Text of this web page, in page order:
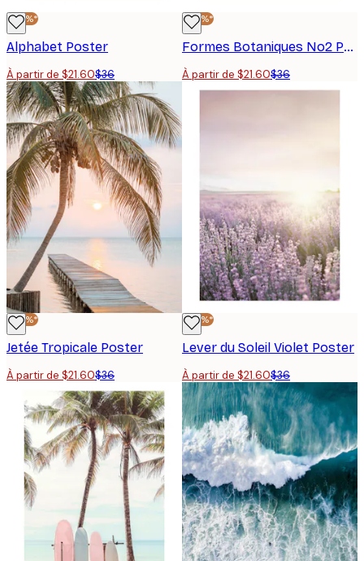
-40%*
Alphabet Poster
À partir de $21.60$36
-40%*
Formes Botaniques No2 Poster
À partir de $21.60$36
-40%*
Jetée Tropicale Poster
À partir de $21.60$36
-40%*
Lever du Soleil Violet Poster
À partir de $21.60$36